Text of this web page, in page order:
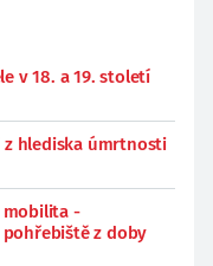
v 18. a 19. století
z hlediska úmrtnosti
mobilita -
z doby